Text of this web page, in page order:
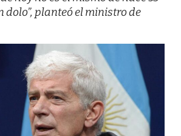
dolo”, planteó el ministro de